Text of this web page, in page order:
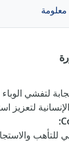
معلومة
لتعزيز
: